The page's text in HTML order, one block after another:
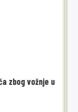
zbog vožnje u